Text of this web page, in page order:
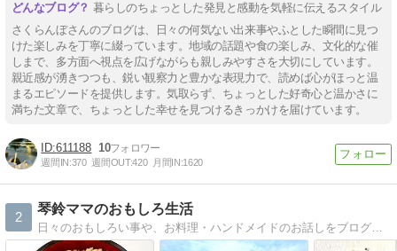
暮らしのちょっとした発見と感動を気軽に伝えるスタイル
さくらんぼさんのブログは、日々の何気ない出来事やふとした瞬間に見つ
けた楽しみを丁寧に綴っています。地域の話題や食の楽しみ、文化的な催
しまで、多方面へ視点を広げながらも親しみやすさを大切にしています。
親近感が湧きつつも、鋭い観察力と豊かな表現力で、読めば心がほっと温
まるエピソードを提供します。気取らず、ちょっとした好奇心と温かさに
満ちた文章で、ちょっとした幸せを見つけるきっかけを届けています。
611188 10
週間IN:370 週間OUT:420 月間IN:1620
2
琴鈴ママのおもしろ生活
日々のおもしろい事や、お料理・ハンドメイドのお話しをブログで公開中〜〜〜♪